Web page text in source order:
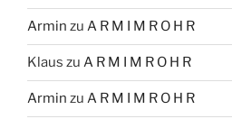
Armin zu A R M I M R O H R
Klaus zu A R M I M R O H R
Armin zu A R M I M R O H R